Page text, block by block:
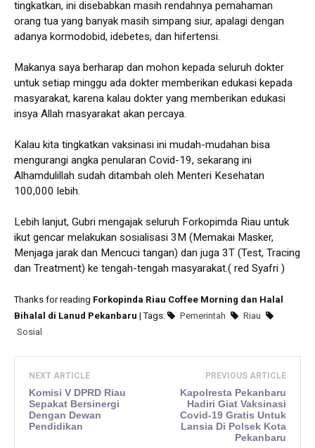
tingkatkan, ini disebabkan masih rendahnya pemahaman
orang tua yang banyak masih simpang siur, apalagi dengan
adanya kormodobid, idebetes, dan hifertensi.
Makanya saya berharap dan mohon kepada seluruh dokter
untuk setiap minggu ada dokter memberikan edukasi kepada
masyarakat, karena kalau dokter yang memberikan edukasi
insya Allah masyarakat akan percaya.
Kalau kita tingkatkan vaksinasi ini mudah-mudahan bisa
mengurangi angka penularan Covid-19, sekarang ini
Alhamdulillah sudah ditambah oleh Menteri Kesehatan
100,000 lebih.
Lebih lanjut, Gubri mengajak seluruh Forkopimda Riau untuk
ikut gencar melakukan sosialisasi 3M (Memakai Masker,
Menjaga jarak dan Mencuci tangan) dan juga 3T (Test, Tracing
dan Treatment) ke tengah-tengah masyarakat.( red Syafri )
Thanks for reading Forkopinda Riau Coffee Morning dan Halal
Bihalal di Lanud Pekanbaru | Tags: Pemerintah
Riau
Sosial
NEXT ARTICLE
Komisi V DPRD Riau
Sepakat Bersinergi
Dengan Dewan
Pendidikan
PREVIOUS ARTICLE
Kapolresta Pekanbaru
Hadiri Giat Vaksinasi
Covid-19 Gratis Untuk
Lansia Di Polsek Kota
Pekanbaru